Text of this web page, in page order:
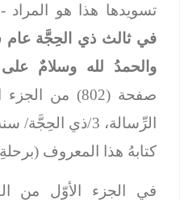
تسويدها هذا هو المراد -
في ثالث ذي الحِجَّة
والحمدُ لله وسلامٌ
صفحة (802) من
كتابهُ هذا المعروف
في الجزء الأوّل من